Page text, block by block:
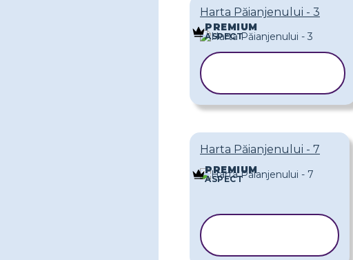
Harta Păianjenului - 3
PREMIUM
ASPECT
Harta Păianjenului - 7
PREMIUM
ASPECT